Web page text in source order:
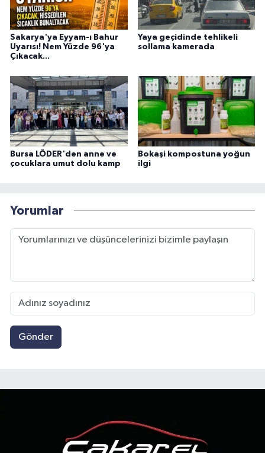
Sakarya'ya Eyyam-ı Bahur
Uyarısı! Nem Yüzde 96'ya
Çıkacak...
Yaya geçidinde tehlikeli
sollama kamerada
Bursa LÖDER'den anne ve
çocuklara umut dolu kamp
Bokaşi kompostuna yoğun
ilgi
Yorumlar
Gönder